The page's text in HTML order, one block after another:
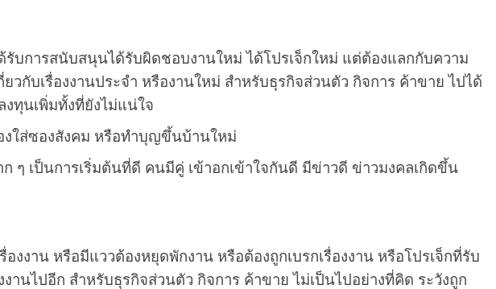
บการสนับสนุนได้รับผิดชอบงานใหม่ ได้โปรเจ็กใหม่ แต่ต้องแลกกับความ
วกับเรื่องงานประจำ หรืองานใหม่ สำหรับธุรกิจส่วนตัว กิจการ ค้าขาย ไปได้
ทุนเพิ่มทั้งที่ยังไม่แน่ใจ
ใส่ซองสังคม หรือทำบุญขึ้นบ้านใหม่
ๆ เป็นการเริ่มต้นที่ดี คนมีคู่ เข้าอกเข้าใจกันดี มีข่าวดี ข่าวมงคลเกิดขึ้น
งงาน หรือมีแววต้องหยุดพักงาน หรือต้องถูกเบรกเรื่องงาน หรือโปรเจ็กที่รับ
นไปอีก สำหรับธุรกิจส่วนตัว กิจการ ค้าขาย ไม่เป็นไปอย่างที่คิด ระวังถูก